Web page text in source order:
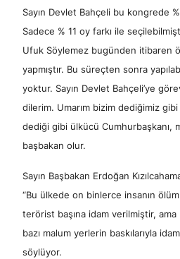
Sayın Devlet Bahçeli bu kongrede
Sadece % 11 oy farkı ile
Ufuk Söylemez bugünden itibaren
yapmıştır. Bu süreçten sonra
yoktur. Sayın Devlet Bahçeli’ye
dilerim. Umarım bizim dediğimiz gibi
dediği gibi ülkücü Cumhurbaşkanı,
başbakan olur.
Sayın Başbakan Erdoğan
“Bu ülkede on binlerce insanın
terörist başına idam verilmiştir,
bazı malum yerlerin baskılarıyla
söylüyor.